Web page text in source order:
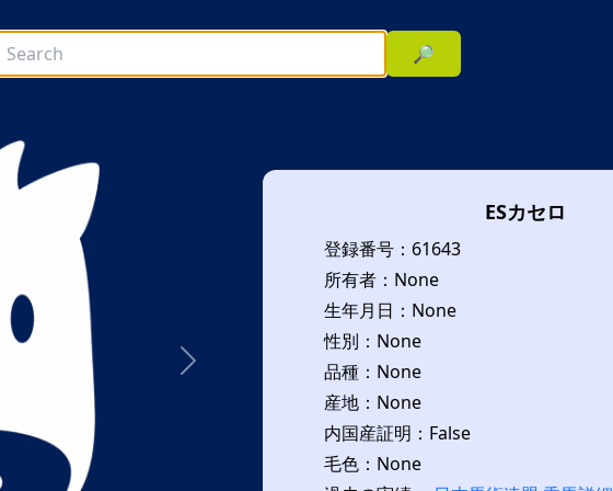
🔎
次へ
ESカセロ
登録番号：61643
所有者：None
生年月日：None
性別：None
品種：None
産地：None
内国産証明：False
毛色：None